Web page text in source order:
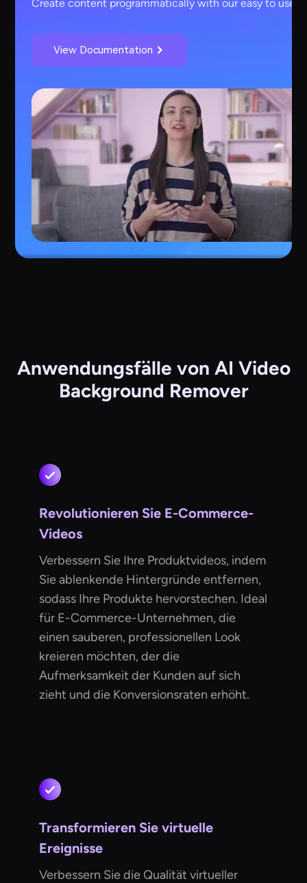
Create content programmatically with our easy to use
View Documentation
Anwendungsfälle von AI Video
Background Remover
Revolutionieren Sie E-Commerce-
Videos
Verbessern Sie Ihre Produktvideos, indem
Sie ablenkende Hintergründe entfernen,
sodass Ihre Produkte hervorstechen. Ideal
für E-Commerce-Unternehmen, die
einen sauberen, professionellen Look
kreieren möchten, der die
Aufmerksamkeit der Kunden auf sich
zieht und die Konversionsraten erhöht.
Transformieren Sie virtuelle
Ereignisse
Verbessern Sie die Qualität virtueller